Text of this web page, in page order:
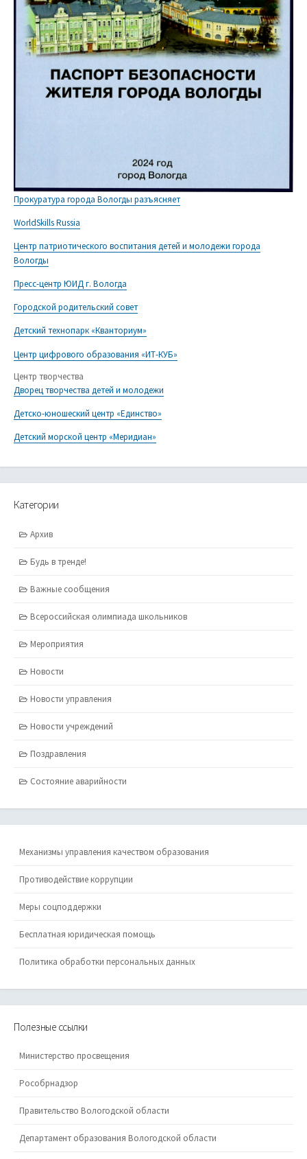
Прокуратура города Вологды разъясняет
WorldSkills Russia
Центр патриотического воспитания детей и молодежи города
Вологды
Пресс-центр ЮИД г. Вологда
Городской родительский совет
Детский технопарк «Кванториум»
Центр цифрового образования «ИТ-КУБ»
Центр творчества
Дворец творчества детей и молодежи
Детско-юношеский центр «Единство»
Детский морской центр «Меридиан»
Категории
Архив
Будь в тренде!
Важные сообщения
Всероссийская олимпиада школьников
Мероприятия
Новости
Новости управления
Новости учреждений
Поздравления
Состояние аварийности
Механизмы управления качеством образования
Противодействие коррупции
Меры соцподдержки
Бесплатная юридическая помощь
Политика обработки персональных данных
Полезные ссылки
Министерство просвещения
Рособрнадзор
Правительство Вологодской области
Департамент образования Вологодской области